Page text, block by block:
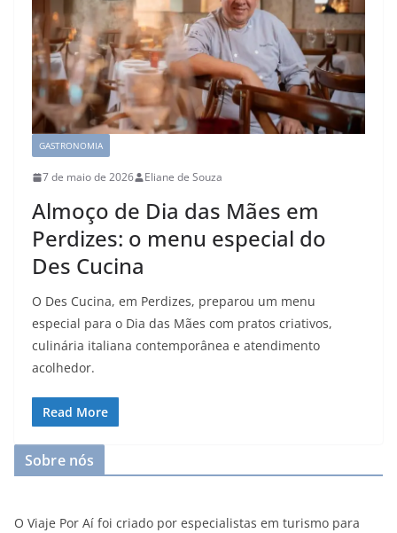
GASTRONOMIA
7 de maio de 2026 Eliane de Souza
Almoço de Dia das Mães em
Perdizes: o menu especial do
Des Cucina
O Des Cucina, em Perdizes, preparou um menu
especial para o Dia das Mães com pratos criativos,
culinária italiana contemporânea e atendimento
acolhedor.
Read More
Sobre nós
O Viaje Por Aí foi criado por especialistas em turismo para